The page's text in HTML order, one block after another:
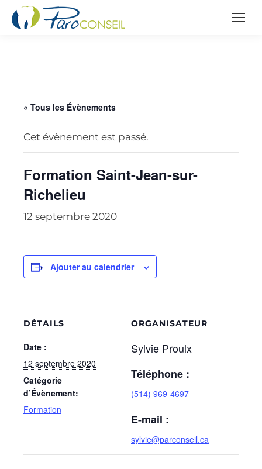
« Tous les Évènements
Cet évènement est passé.
Formation Saint-Jean-sur-
Richelieu
12 septembre 2020
Ajouter au calendrier
DÉTAILS
Date :
12 septembre 2020
Catégorie
d’Évènement:
Formation
ORGANISATEUR
Sylvie Proulx
Téléphone :
(514) 969-4697
E-mail :
sylvie@parconseil.ca